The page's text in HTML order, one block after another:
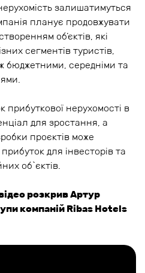
залишатимуться
планує продовжувати
об’єктів, які
сегментів туристів,
бюджетними, середніми та
нерухомості в
для зростання, а
проєктів може
для інвесторів та
об`єктів.
розкрив Артур
компаній Ribas Hotels